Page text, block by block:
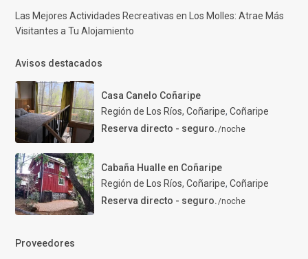
Las Mejores Actividades Recreativas en Los Molles: Atrae Más
Visitantes a Tu Alojamiento
Avisos destacados
Casa Canelo Coñaripe
Región de Los Ríos, Coñaripe, Coñaripe
Reserva directo - seguro./noche
Cabaña Hualle en Coñaripe
Región de Los Ríos, Coñaripe, Coñaripe
Reserva directo - seguro./noche
Proveedores